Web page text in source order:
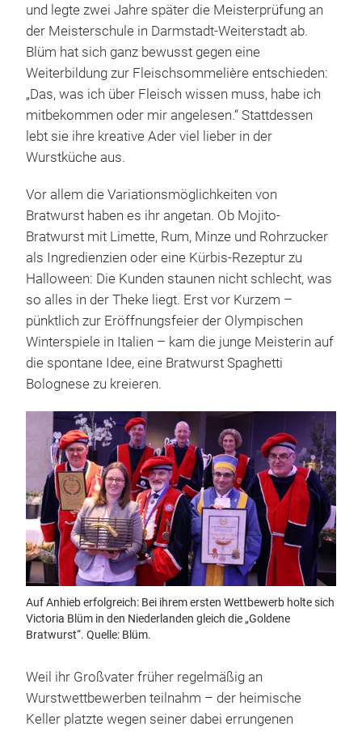
und legte zwei Jahre später die Meisterprüfung an
der Meisterschule in Darmstadt-Weiterstadt ab.
Blüm hat sich ganz bewusst gegen eine
Weiterbildung zur Fleischsommelière entschieden:
„Das, was ich über Fleisch wissen muss, habe ich
mitbekommen oder mir angelesen.“ Stattdessen
lebt sie ihre kreative Ader viel lieber in der
Wurstküche aus.
Vor allem die Variationsmöglichkeiten von
Bratwurst haben es ihr angetan. Ob Mojito-
Bratwurst mit Limette, Rum, Minze und Rohrzucker
als Ingredienzien oder eine Kürbis-Rezeptur zu
Halloween: Die Kunden staunen nicht schlecht, was
so alles in der Theke liegt. Erst vor Kurzem –
pünktlich zur Eröffnungsfeier der Olympischen
Winterspiele in Italien – kam die junge Meisterin auf
die spontane Idee, eine Bratwurst Spaghetti
Bolognese zu kreieren.
Auf Anhieb erfolgreich: Bei ihrem ersten Wettbewerb holte sich
Victoria Blüm in den Niederlanden gleich die „Goldene
Bratwurst“. Quelle: Blüm.
Weil ihr Großvater früher regelmäßig an
Wurstwettbewerben teilnahm – der heimische
Keller platzte wegen seiner dabei errungenen